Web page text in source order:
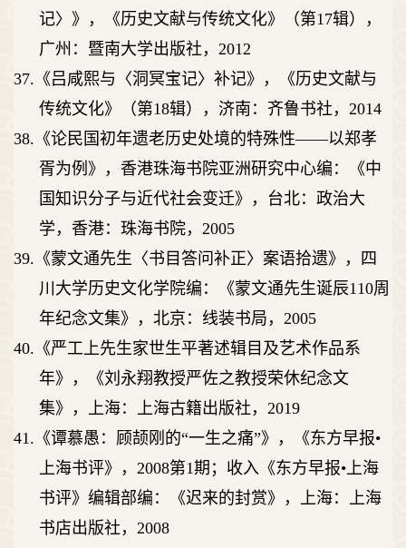
记〉》，《历史文献与传统文化》（第17辑），
广州：暨南大学出版社， 2012
37. 《吕咸熙与〈洞冥宝记〉补记》，《历史文献与
传统文化》（第18辑），济南：齐鲁书社， 2014
38. 《论民国初年遗老历史处境的特殊性——以郑孝
胥为例》，香港珠海书院亚洲研究中心编：《中
国知识分子与近代社会变迁》，台北：政治大
学，香港：珠海书院， 2005
39. 《蒙文通先生〈书目答问补正〉案语拾遗》，四
川大学历史文化学院编：《蒙文通先生诞辰110周
年纪念文集》，北京：线装书局， 2005
40. 《严工上先生家世生平著述辑目及艺术作品系
年》，《刘永翔教授严佐之教授荣休纪念文
集》，上海：上海古籍出版社， 2019
41. 《谭慕愚：顾颉刚的“一生之痛”》，《东方早报•
上海书评》， 2008第1期；收入《东方早报•上海
书评》编辑部编：《迟来的封赏》，上海：上海
书店出版社， 2008